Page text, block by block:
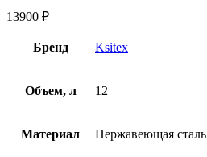
13900 ₽
Бренд Ksitex
Объем, л 12
Материал Нержавеющая сталь